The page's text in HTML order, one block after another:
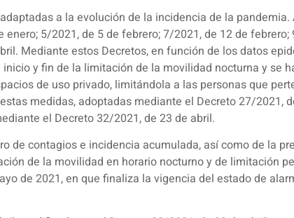
a la evolución de la incidencia de la pandemia.
5/2021, de 5 de febrero; 7/2021, de 12 de febrero;
Mediante estos Decretos, en función de los datos
y fin de la limitación de la movilidad nocturna y se
de uso privado, limitándola a las personas que
medidas, adoptadas mediante el Decreto 27/2021,
el Decreto 32/2021, de 23 de abril.
contagios e incidencia acumulada, así como de la
de la movilidad en horario nocturno y de limitación
de 2021, en que finaliza la vigencia del estado de